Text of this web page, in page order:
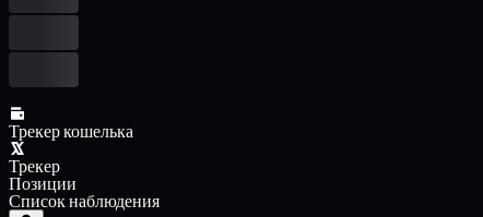
Трекер кошелька
Трекер
Позиции
Список наблюдения